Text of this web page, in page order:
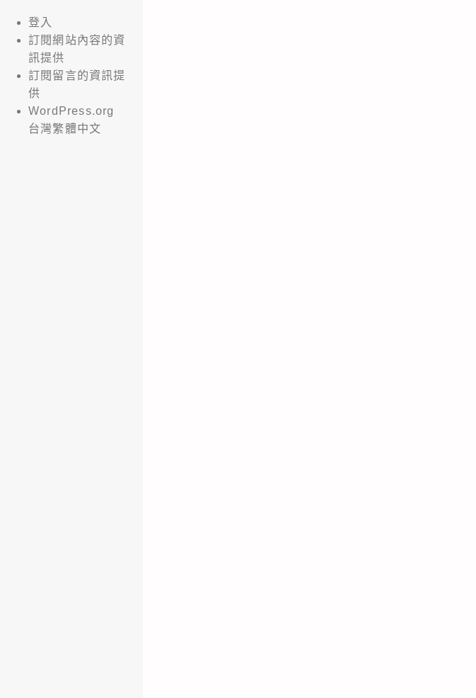
登入
訂閱網站內容的資
訊提供
訂閱留言的資訊提
供
WordPress.org
台灣繁體中文